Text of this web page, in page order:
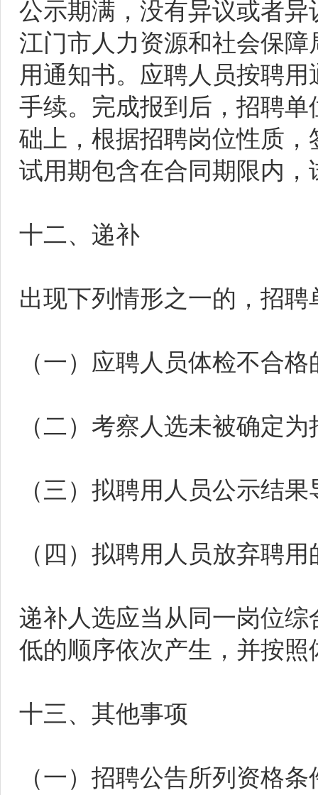
公示期满，没有异议或者
江门市人力资源和社会保
用通知书。应聘人员按聘
手续。完成报到后，招聘
础上，根据招聘岗位性质
试用期包含在合同期限内
十二、递补
出现下列情形之一的，招
（一）应聘人员体检不合格
（二）考察人选未被确定
（三）拟聘用人员公示结
（四）拟聘用人员放弃聘用
递补人选应当从同一岗位
低的顺序依次产生，并按
十三、其他事项
（一）招聘公告所列资格